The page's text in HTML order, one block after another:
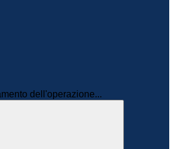
dell'operazione...